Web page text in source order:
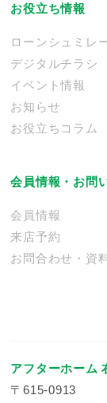
お役立ち情報
ローンシュミレ
デジタルチラシ
イベント情報
お知らせ
お役立ちコラム
会員情報・お問
会員情報
来店予約
お問合わせ・資
アフターホーム
〒615-0913